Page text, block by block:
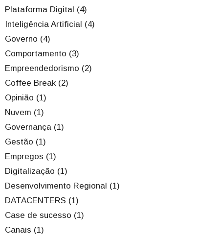
Plataforma Digital (4)
Inteligência Artificial (4)
Governo (4)
Comportamento (3)
Empreendedorismo (2)
Coffee Break (2)
Opinião (1)
Nuvem (1)
Governança (1)
Gestão (1)
Empregos (1)
Digitalização (1)
Desenvolvimento Regional (1)
DATACENTERS (1)
Case de sucesso (1)
Canais (1)